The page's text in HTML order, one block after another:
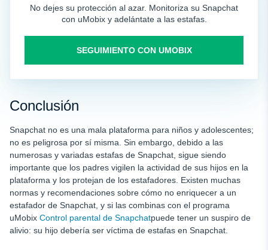
No dejes su protección al azar. Monitoriza su Snapchat
con uMobix y adelántate a las estafas.
SEGUIMIENTO CON UMOBIX
Conclusión
Snapchat no es una mala plataforma para niños y adolescentes;
no es peligrosa por sí misma. Sin embargo, debido a las
numerosas y variadas estafas de Snapchat, sigue siendo
importante que los padres vigilen la actividad de sus hijos en la
plataforma y los protejan de los estafadores. Existen muchas
normas y recomendaciones sobre cómo no enriquecer a un
estafador de Snapchat, y si las combinas con el programa
uMobix Control parental de Snapchatpuede tener un suspiro de
alivio: su hijo debería ser víctima de estafas en Snapchat.